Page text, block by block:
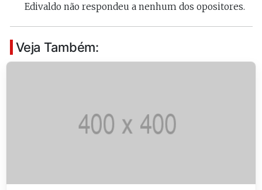
Edivaldo não respondeu a nenhum dos opositores.
Veja Também: